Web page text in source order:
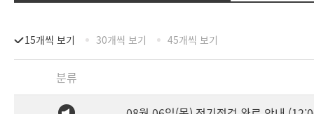
15개씩 보기 30개씩 보기 45개씩 보기
분류